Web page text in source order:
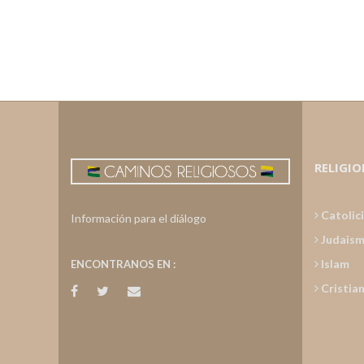
Información para el diálogo
ENCONTRANOS EN :
Islam